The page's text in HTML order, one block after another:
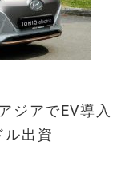
ジアでEV導入
ル出資